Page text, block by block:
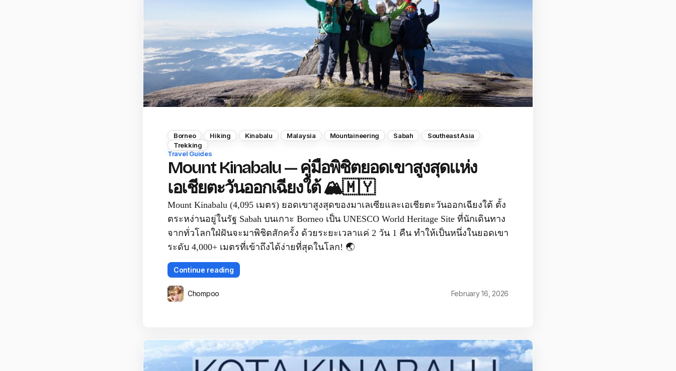
Borneo Hiking Kinabalu Malaysia Mountaineering Sabah
Southeast Asia
Trekking
Travel Guides
Mount Kinabalu — คู่มือพิชิตยอดเขาสูงสุดแห่ง
เอเชียตะวันออกเฉียงใต้ 🏔️🇲🇾
Mount Kinabalu (4,095 เมตร) ยอดเขาสูงสุดของมาเลเซียและเอเชียตะวันออกเฉียงใต้ ตั้ง
ตระหง่านอยู่ในรัฐ Sabah บนเกาะ Borneo เป็น UNESCO World Heritage Site ที่นักเดินทาง
จากทั่วโลกใฝ่ฝันจะมาพิชิตสักครั้ง ด้วยระยะเวลาแค่ 2 วัน 1 คืน ทำให้เป็นหนึ่งในยอดเขา
ระดับ 4,000+ เมตรที่เข้าถึงได้ง่ายที่สุดในโลก! 🌏
Continue reading
Chompoo February 16, 2026